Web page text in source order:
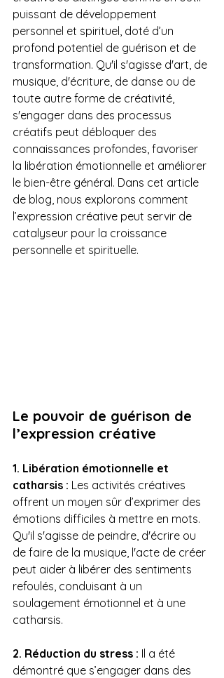
puissant de développement
personnel et spirituel, doté d’un
profond potentiel de guérison et de
transformation. Qu'il s'agisse d'art, de
musique, d'écriture, de danse ou de
toute autre forme de créativité,
s'engager dans des processus
créatifs peut débloquer des
connaissances profondes, favoriser
la libération émotionnelle et améliorer
le bien-être général. Dans cet article
de blog, nous explorons comment
l’expression créative peut servir de
catalyseur pour la croissance
personnelle et spirituelle.
Le pouvoir de guérison de
l’expression créative
1. Libération émotionnelle et
catharsis : Les activités créatives
offrent un moyen sûr d’exprimer des
émotions difficiles à mettre en mots.
Qu'il s'agisse de peindre, d'écrire ou
de faire de la musique, l'acte de créer
peut aider à libérer des sentiments
refoulés, conduisant à un
soulagement émotionnel et à une
catharsis.
2. Réduction du stress : Il a été
démontré que s’engager dans des